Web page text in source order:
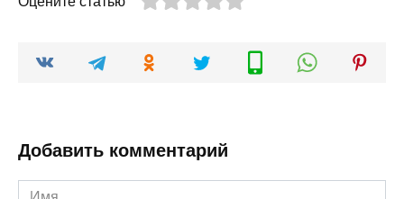
Добавить комментарий
Имя